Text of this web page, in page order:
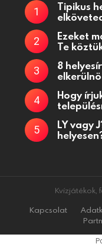
Tipikus
Ezeket
Te
8
Hogy
LY vagy
Kvízjátékok,
Kapcsolat